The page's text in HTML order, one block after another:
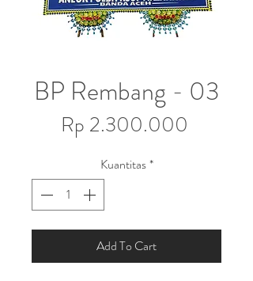
BP Rembang - 03
Rp 2.300.000
Kuantitas*
Add To Cart